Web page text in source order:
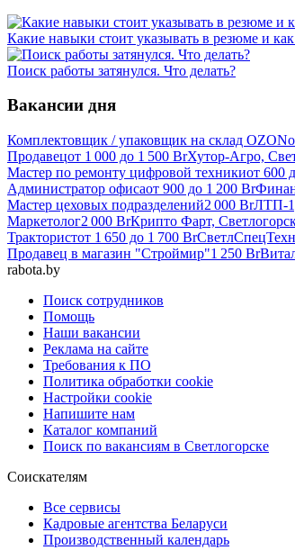
Какие навыки стоит указывать в резюме и
Поиск работы затянулся. Что делать?
Вакансии дня
Комплектовщик / упаковщик на склад OZON
Продавецот 1 000 до 1 500 BrХутор-Агро,
Мастер по ремонту цифровой техникиот 600
Администратор офисаот 900 до 1 200 Br
Мастер цеховых подразделений2 000 BrЛТП-1,
Маркетолог2 000 BrКрипто Фарт,
Трактористот 1 650 до 1 700 Br
Продавец в магазин "Строймир"1 250 Br
rabota.by
Поиск сотрудников
Помощь
Наши вакансии
Реклама на сайте
Требования к ПО
Политика обработки cookie
Настройки cookie
Напишите нам
Каталог компаний
Поиск по вакансиям в Светлогорске
Соискателям
Все сервисы
Кадровые агентства Беларуси
Производственный календарь